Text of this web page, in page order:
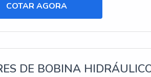
COTAR AGORA
DE BOBINA